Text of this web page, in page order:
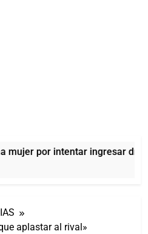
mujer por intentar ingresar
aplastar al rival»